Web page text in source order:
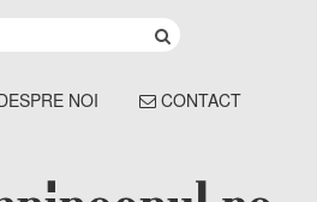
NOI CONTACT